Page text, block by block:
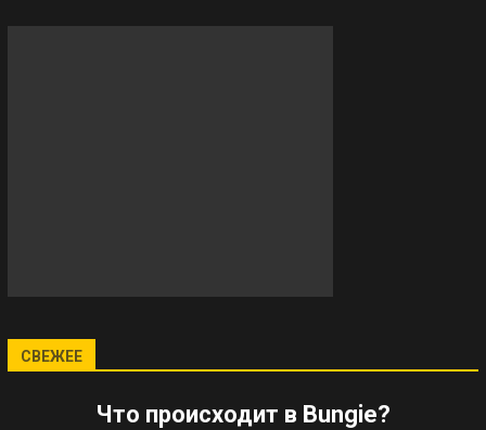
СВЕЖЕЕ
Что происходит в Bungie?